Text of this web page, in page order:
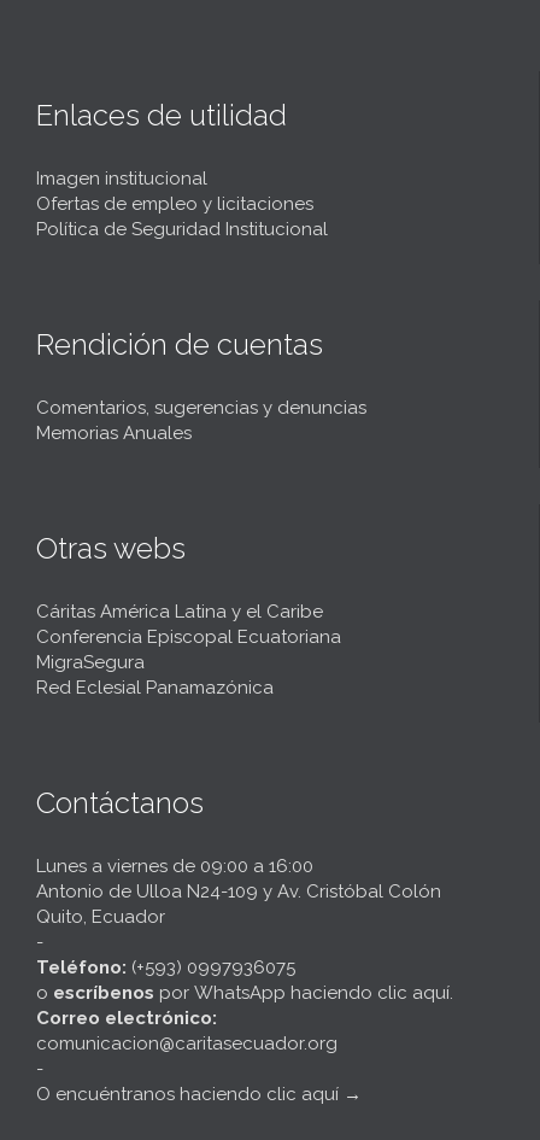
Enlaces de utilidad
Imagen institucional
Ofertas de empleo y licitaciones
Política de Seguridad Institucional
Rendición de cuentas
Comentarios, sugerencias y denuncias
Memorias Anuales
Otras webs
Cáritas América Latina y el Caribe
Conferencia Episcopal Ecuatoriana
MigraSegura
Red Eclesial Panamazónica
Contáctanos
Lunes a viernes de 09:00 a 16:00
Antonio de Ulloa N24-109 y Av. Cristóbal Colón
Quito, Ecuador
-
Teléfono: (+593) 0997936075
o escríbenos por WhatsApp haciendo clic aquí.
Correo electrónico:
comunicacion@caritasecuador.org
-
O encuéntranos haciendo clic aquí →